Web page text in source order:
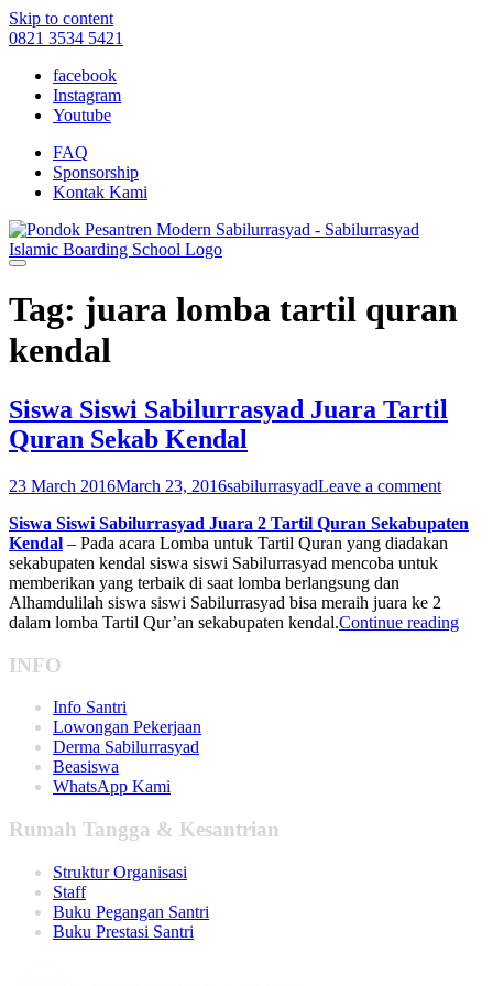
Skip to content
0821 3534 5421
facebook
Instagram
Youtube
FAQ
Sponsorship
Kontak Kami
Tag: juara lomba tartil quran
kendal
Siswa Siswi Sabilurrasyad Juara Tartil
Quran Sekab Kendal
23 March 2016March 23, 2016sabilurrasyadLeave a comment
Siswa Siswi Sabilurrasyad Juara 2 Tartil Quran Sekabupaten
Kendal – Pada acara Lomba untuk Tartil Quran yang diadakan
sekabupaten kendal siswa siswi Sabilurrasyad mencoba untuk
memberikan yang terbaik di saat lomba berlangsung dan
Alhamdulilah siswa siswi Sabilurrasyad bisa meraih juara ke 2
dalam lomba Tartil Qur’an sekabupaten kendal.Continue reading
INFO
Info Santri
Lowongan Pekerjaan
Derma Sabilurrasyad
Beasiswa
WhatsApp Kami
Rumah Tangga & Kesantrian
Struktur Organisasi
Staff
Buku Pegangan Santri
Buku Prestasi Santri